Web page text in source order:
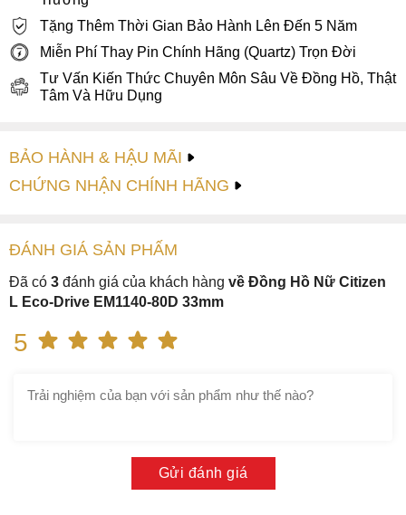
Tặng Thêm Thời Gian Bảo Hành Lên Đến 5 Năm
Miễn Phí Thay Pin Chính Hãng (Quartz) Trọn Đời
Tư Vấn Kiến Thức Chuyên Môn Sâu Về Đồng Hồ, Thật
Tâm Và Hữu Dụng
BẢO HÀNH & HẬU MÃI
CHỨNG NHẬN CHÍNH HÃNG
ĐÁNH GIÁ SẢN PHẤM
Đã có 3 đánh giá của khách hàng về Đồng Hồ Nữ Citizen
L Eco-Drive EM1140-80D 33mm
5
Gửi đánh giá